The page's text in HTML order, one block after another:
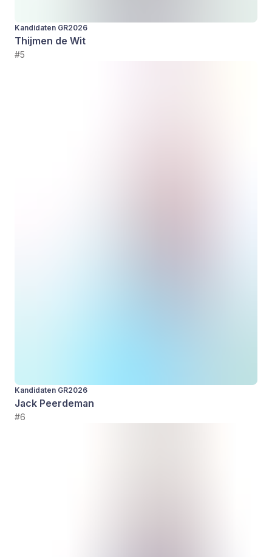
Kandidaten GR2026
Thijmen de Wit
#5
Kandidaten GR2026
Jack Peerdeman
#6